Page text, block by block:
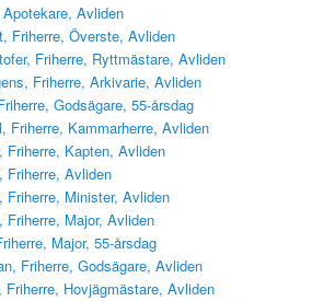
Avliden
Friherre, Överste, Avliden
Friherre, Ryttmästare, Avliden
Friherre, Arkivarie, Avliden
Godsägare, 55-årsdag
Friherre, Kammarherre, Avliden
Friherre, Kapten, Avliden
Friherre, Avliden
Friherre, Minister, Avliden
Major, Avliden
Major, 55-årsdag
Friherre, Godsägare, Avliden
Hovjägmästare, Avliden